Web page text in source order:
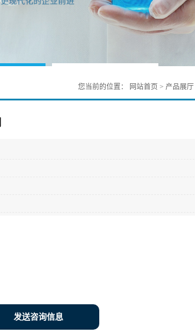
您当前的位置： 网站首页 > 产品展厅
发送咨询信息